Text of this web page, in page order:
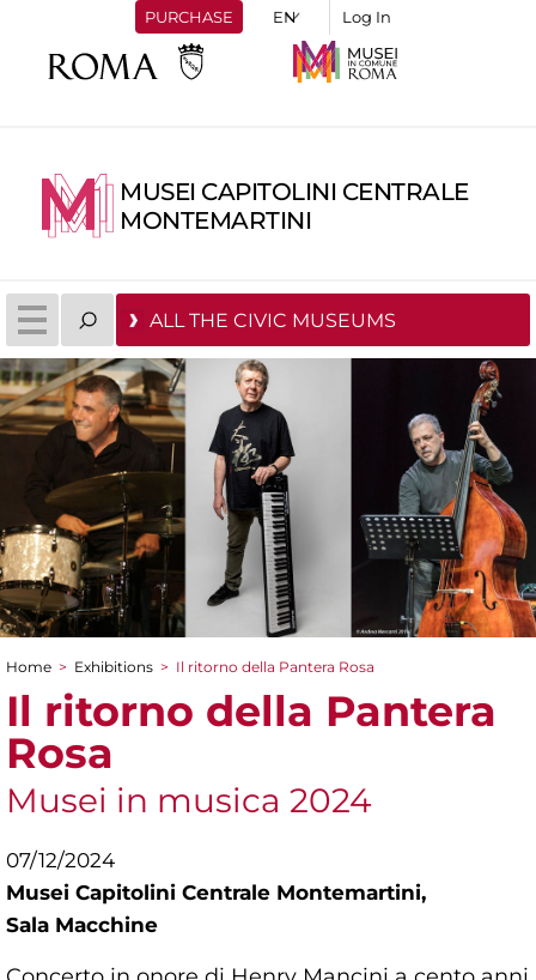
PURCHASE Log In
MUSEI CAPITOLINI CENTRALE
MONTEMARTINI
ALL THE CIVIC MUSEUMS
You are here
Home > Exhibitions > Il ritorno della Pantera Rosa
Il ritorno della Pantera
Rosa
Musei in musica 2024
07/12/2024
Musei Capitolini Centrale Montemartini,
Sala Macchine